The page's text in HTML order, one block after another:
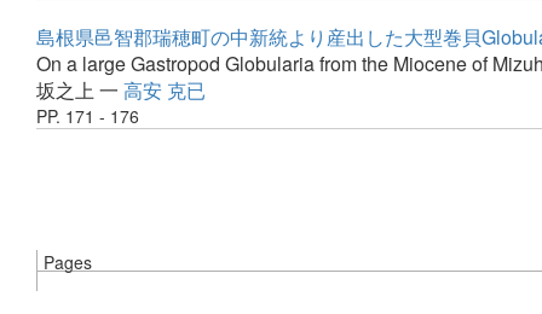
島根県邑智郡瑞穂町の中新統より産出した大型巻貝
On a large Gastropod Globularia from the Miocene of
坂之上 一 高安 克已
PP. 171 - 176
Pages